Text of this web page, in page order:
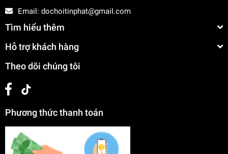
Email: dochoitinphat@gmail.com
Tìm hiểu thêm
Hỗ trợ khách hàng
Theo dõi chúng tôi
Phương thức thanh toán